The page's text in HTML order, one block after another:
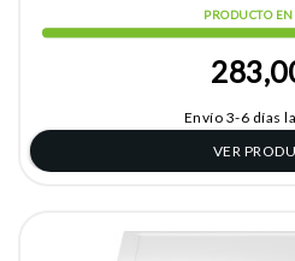
PRODUCTO EN
Envío 3-6 días
VER